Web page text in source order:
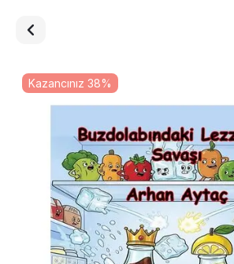
Kazancınız 38%